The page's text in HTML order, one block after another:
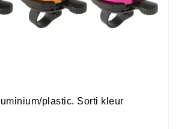
plastic. Sorti kleur